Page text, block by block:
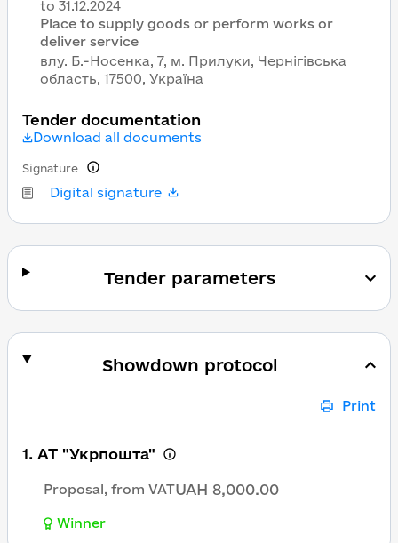
Place to supply goods or perform works or
deliver service
влу. Б.-Носенка, 7, м. Прилуки, Чернігівська
область, 17500, Україна
Tender documentation
Download all documents
Digital signature
Signature
Tender parameters
Showdown protocol
Print
1. АТ "Укрпошта"
Proposal, from VATUAH 8,000.00
Winner